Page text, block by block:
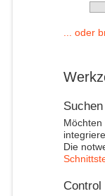
... oder
Die